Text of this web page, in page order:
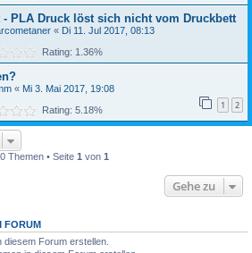
- PLA Druck löst sich nicht vom Druckbett
« Di 11. Jul 2017, 08:13
Rating: 1.36%
« Mi 3. Mai 2017, 19:08
1 2
Rating: 5.18%
Themen • Seite 1 von 1
Gehe zu
FORUM
diesem Forum erstellen.